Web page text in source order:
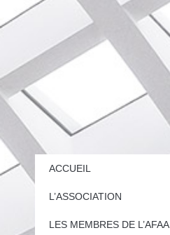
ACCUEIL
L’ASSOCIATION
LES MEMBRES DE L’AFAA